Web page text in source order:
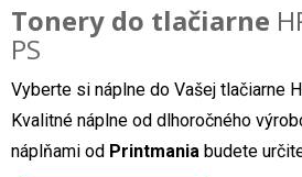
Tonery do tlačiarne
PS
Vyberte si náplne do Vašej tlačiarne
Kvalitné náplne od dlhoročného
náplňami od Printmania budete